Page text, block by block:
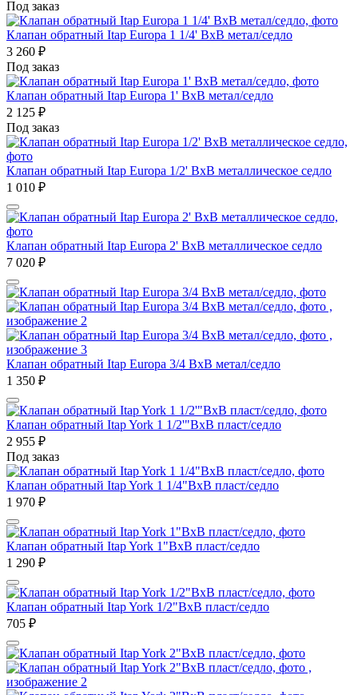
Под заказ
Клапан обратный Itap Europa 1 1/4' ВхВ метал/седло
3 260 ₽
Под заказ
Клапан обратный Itap Europa 1' ВхВ метал/седло
2 125 ₽
Под заказ
Клапан обратный Itap Europa 1/2' ВхВ металлическое седло
1 010 ₽
Клапан обратный Itap Europa 2' ВхВ металлическое седло
7 020 ₽
Клапан обратный Itap Europa 3/4 ВхВ метал/седло
1 350 ₽
Клапан обратный Itap York 1 1/2'"ВхВ пласт/седло
2 955 ₽
Под заказ
Клапан обратный Itap York 1 1/4"ВхВ пласт/седло
1 970 ₽
Клапан обратный Itap York 1"ВхВ пласт/седло
1 290 ₽
Клапан обратный Itap York 1/2"ВхВ пласт/седло
705 ₽